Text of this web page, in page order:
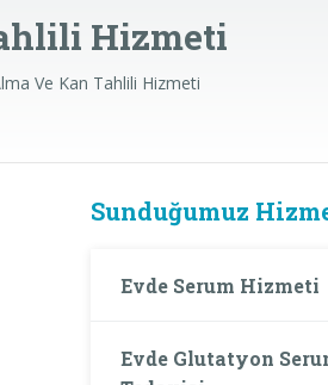
Hizmeti
Ve Kan Tahlili Hizmeti
Sunduğumuz
Evde Serum Hizmeti
Evde Glutatyon